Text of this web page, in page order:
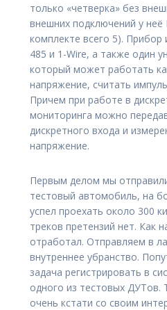
только «четверка» без
внешних подключений у
комплекте всего 5). Прибор
485 и 1-Wire, а также один
который может работать
напряжение, считать
Причем при работе в
мониторинга можно
дискретного входа и
напряжение.
Первым делом мы
тестовый автомобиль, на
успел проехать около 300
треков претензий нет. Как
отработал. Отправляем в
внутреннее убранство.
задача регистрировать в
одного из тестовых ДУТов.
очень кстати со своим